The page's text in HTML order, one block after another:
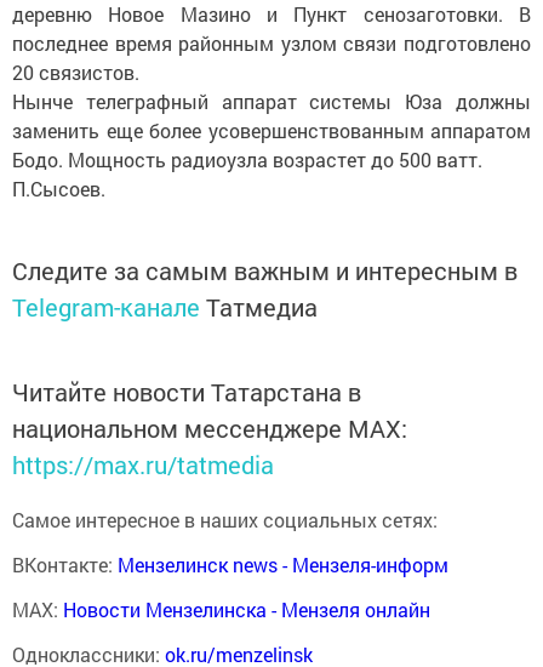
деревню Новое Мазино и Пункт сенозаготовки. В
последнее время районным узлом связи подготовлено
20 связистов.
Нынче телеграфный аппарат системы Юза должны
заменить еще более усовершенствованным аппаратом
Бодо. Мощность радиоузла возрастет до 500 ватт.
П.Сысоев.
Следите за самым важным и интересным в
Telegram-канале Татмедиа
Читайте новости Татарстана в
национальном мессенджере MАХ:
https://max.ru/tatmedia
Самое интересное в наших социальных сетях:
ВКонтакте: Мензелинск news - Мензеля-информ
MAX: Новости Мензелинска - Мензеля онлайн
Одноклассники: ok.ru/menzelinsk